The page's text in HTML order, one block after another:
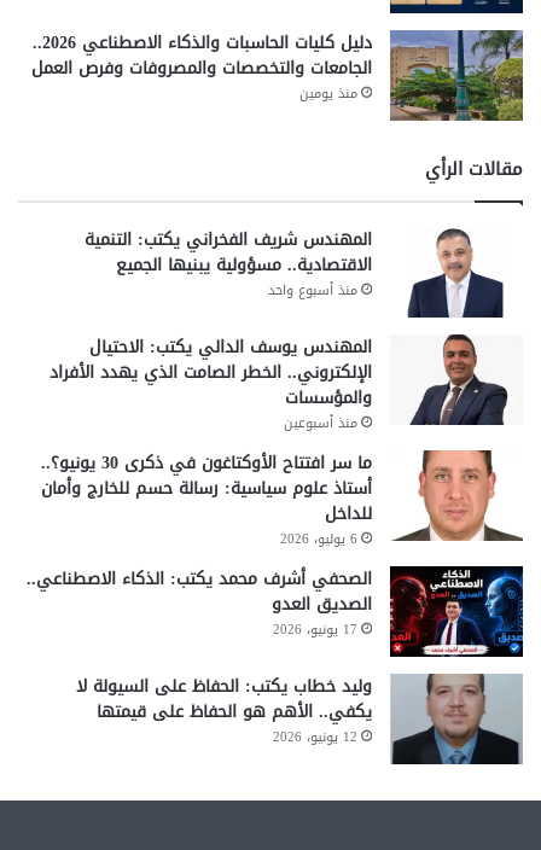
دليل كليات الحاسبات والذكاء الاصطناعي 2026..
الجامعات والتخصصات والمصروفات وفرص العمل
منذ يومين
مقالات الرأي
المهندس شريف الفخراني يكتب: التنمية
الاقتصادية.. مسؤولية يبنيها الجميع
منذ أسبوع واحد
المهندس يوسف الدالي يكتب: الاحتيال
الإلكتروني.. الخطر الصامت الذي يهدد الأفراد
والمؤسسات
منذ أسبوعين
ما سر افتتاح الأوكتاغون في ذكرى 30 يونيو؟..
أستاذ علوم سياسية: رسالة حسم للخارج وأمان
للداخل
6 يوليو، 2026
الصحفي أشرف محمد يكتب: الذكاء الاصطناعي..
الصديق العدو
17 يونيو، 2026
وليد خطاب يكتب: الحفاظ على السيولة لا
يكفي.. الأهم هو الحفاظ على قيمتها
12 يونيو، 2026